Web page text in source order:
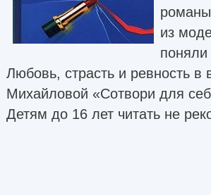
из
поняли
Любовь, страсть и ревность
Михайловой «Сотвори для
Детям до 16 лет читать не